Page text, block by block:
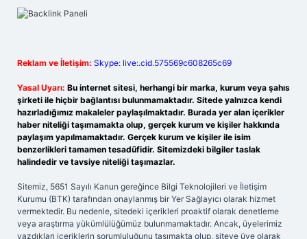
Reklam ve İletişim: Skype: live:.cid.575569c608265c69
Yasal Uyarı: Bu internet sitesi, herhangi bir marka, kurum veya şahıs
şirketi ile hiçbir bağlantısı bulunmamaktadır. Sitede yalnızca kendi
hazırladığımız makaleler paylaşılmaktadır. Burada yer alan içerikler
haber niteliği taşımamakta olup, gerçek kurum ve kişiler hakkında
paylaşım yapılmamaktadır. Gerçek kurum ve kişiler ile isim
benzerlikleri tamamen tesadüfidir. Sitemizdeki bilgiler taslak
halindedir ve tavsiye niteliği taşımazlar.
Sitemiz, 5651 Sayılı Kanun gereğince Bilgi Teknolojileri ve İletişim
Kurumu (BTK) tarafından onaylanmış bir Yer Sağlayıcı olarak hizmet
vermektedir. Bu nedenle, sitedeki içerikleri proaktif olarak denetleme
veya araştırma yükümlülüğümüz bulunmamaktadır. Ancak, üyelerimiz
yazdıkları içeriklerin sorumluluğunu taşımakta olup, siteye üye olarak